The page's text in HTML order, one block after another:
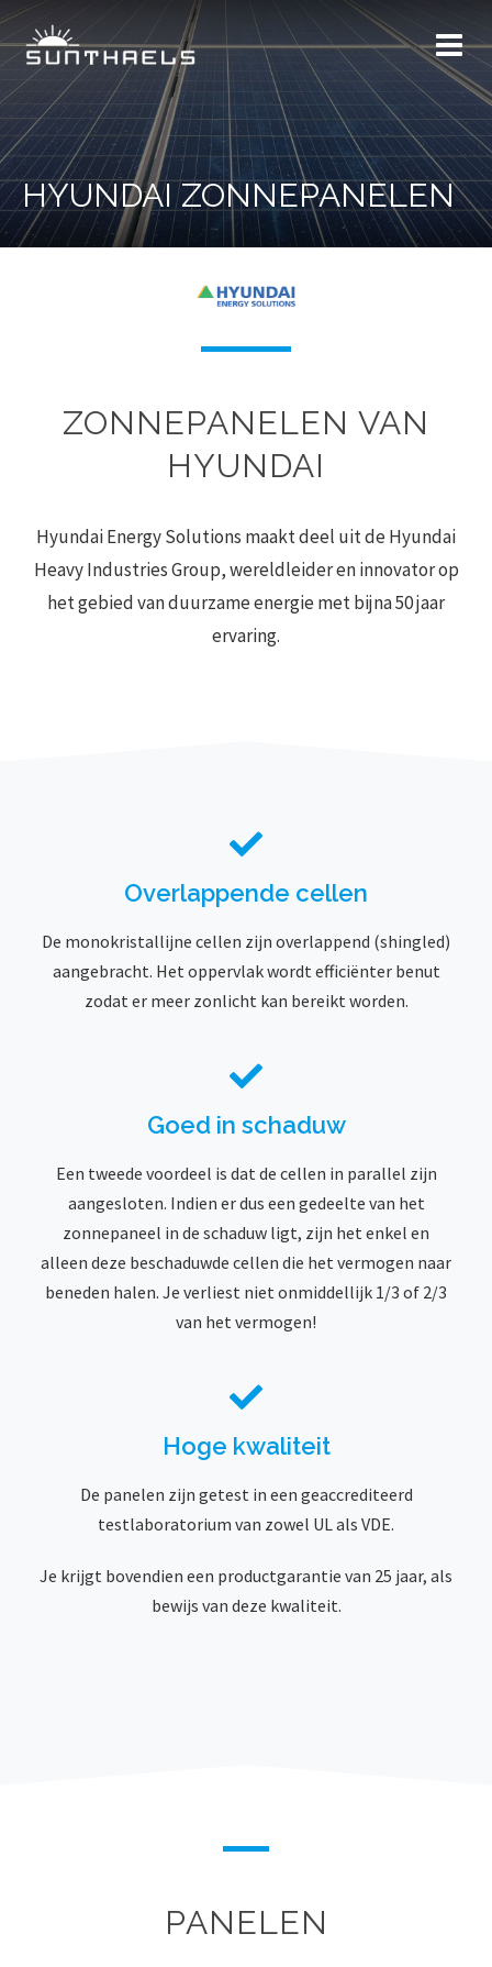
HYUNDAI ZONNEPANELEN
ZONNEPANELEN VAN
HYUNDAI
Hyundai Energy Solutions maakt deel uit de Hyundai
Heavy Industries Group, wereldleider en innovator op
het gebied van duurzame energie met bijna 50 jaar
ervaring.
Overlappende cellen
De monokristallijne cellen zijn overlappend (shingled)
aangebracht. Het oppervlak wordt efficiënter benut
zodat er meer zonlicht kan bereikt worden.
Goed in schaduw
Een tweede voordeel is dat de cellen in parallel zijn
aangesloten. Indien er dus een gedeelte van het
zonnepaneel in de schaduw ligt, zijn het enkel en
alleen deze beschaduwde cellen die het vermogen naar
beneden halen. Je verliest niet onmiddellijk 1/3 of 2/3
van het vermogen!
Hoge kwaliteit
De panelen zijn getest in een geaccrediteerd
testlaboratorium van zowel UL als VDE.
Je krijgt bovendien een productgarantie van 25 jaar, als
bewijs van deze kwaliteit.
PANELEN